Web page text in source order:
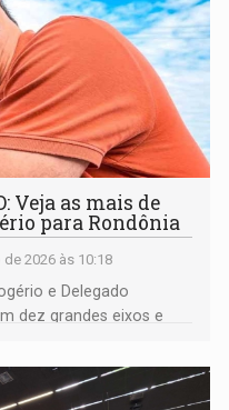
Veja as mais de
para Rondônia
2026 às 10:18
e Delegado
dez grandes eixos e